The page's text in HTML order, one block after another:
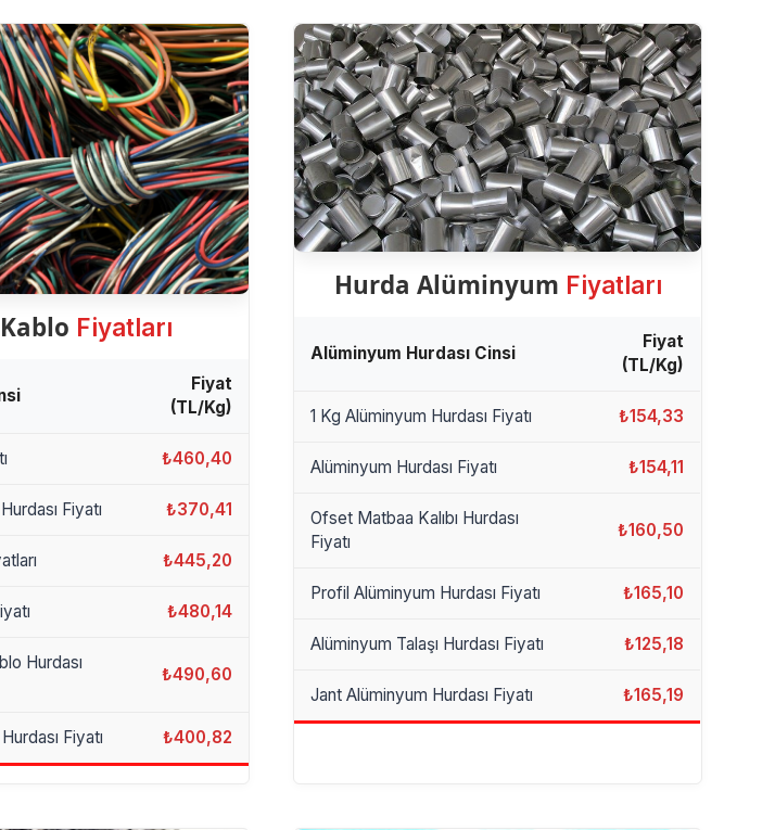
Fiyatları
Fiyat
(TL/Kg)
₺460,40
Fiyatı ₺370,41
₺445,20
₺480,14
Hurdası
₺490,60
Fiyatı ₺400,82
Hurda Alüminyum Fiyatları
Alüminyum Hurdası Cinsi
Fiyat
(TL/Kg)
1 Kg Alüminyum Hurdası Fiyatı ₺154,33
Alüminyum Hurdası Fiyatı ₺154,11
Ofset Matbaa Kalıbı Hurdası
Fiyatı
₺160,50
Profil Alüminyum Hurdası Fiyatı ₺165,10
Alüminyum Talaşı Hurdası Fiyatı ₺125,18
Jant Alüminyum Hurdası Fiyatı ₺165,19